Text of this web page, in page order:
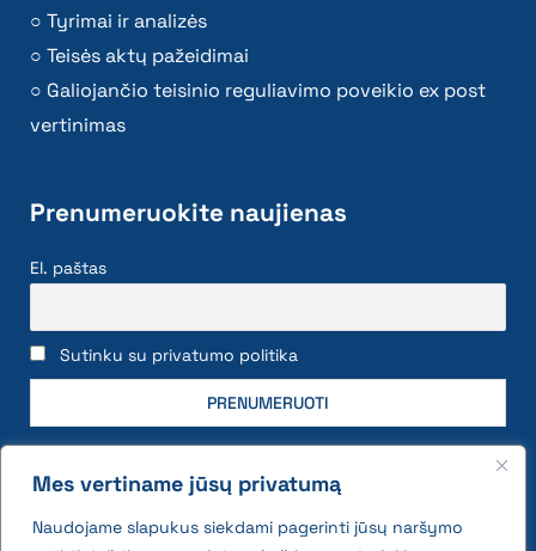
Mes vertiname jūsų privatumą
Naudojame slapukus siekdami pagerinti jūsų naršymo
Tyrimai ir analizės
Teisės aktų pažeidimai
Galiojančio teisinio reguliavimo poveikio ex post
vertinimas
Prenumeruokite naujienas
El. paštas
Sutinku su privatumo politika